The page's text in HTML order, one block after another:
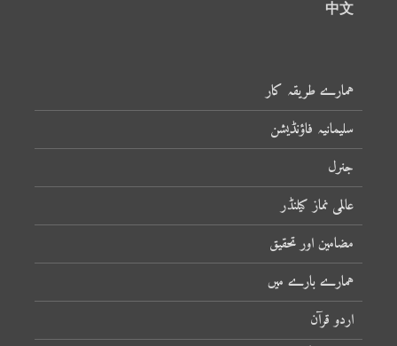
中文
ہمارے طریقہ کار
سلیمانیہ فاؤنڈیشن
جنرل
عالمی نماز کیلنڈر
مضامین اور تحقیق
ہمارے بارے میں
اردو قرآن